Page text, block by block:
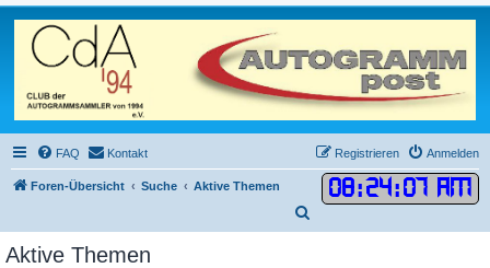
FAQ Kontakt Anmelden
Registrieren
Foren-Übersicht Suche Aktive Themen 08:24:07 AM
Aktive Themen